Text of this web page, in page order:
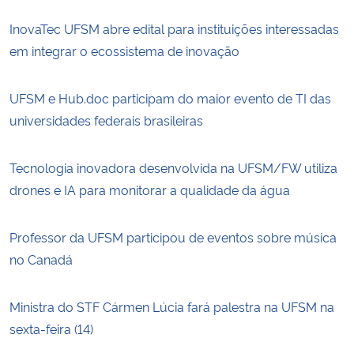
InovaTec UFSM abre edital para instituições interessadas
em integrar o ecossistema de inovação
UFSM e Hub.doc participam do maior evento de TI das
universidades federais brasileiras
Tecnologia inovadora desenvolvida na UFSM/FW utiliza
drones e IA para monitorar a qualidade da água
Professor da UFSM participou de eventos sobre música
no Canadá
Ministra do STF Cármen Lúcia fará palestra na UFSM na
sexta-feira (14)